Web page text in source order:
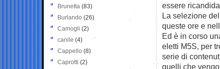
essere
La selezione
queste ore e
Ed è in corso
eletti M5S, per
serie di
quelli che
Brunetta (83)
Burlando (26)
Camogli (2)
canile (4)
Cappello (8)
Caprotti (2)